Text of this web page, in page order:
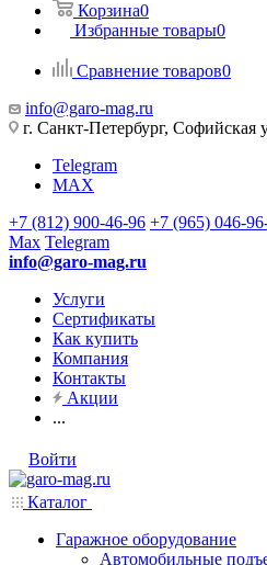
Корзина0
Избранные товары0
Сравнение товаров0
info@garo-mag.ru
г. Санкт-Петербург, Софийская
Telegram
MAX
+7 (812) 900-46-96 +7 (965) 046-
Max Telegram
info@garo-mag.ru
Услуги
Сертификаты
Как купить
Компания
Контакты
Акции
...
Войти
Каталог
Гаражное оборудование
Автомобильные